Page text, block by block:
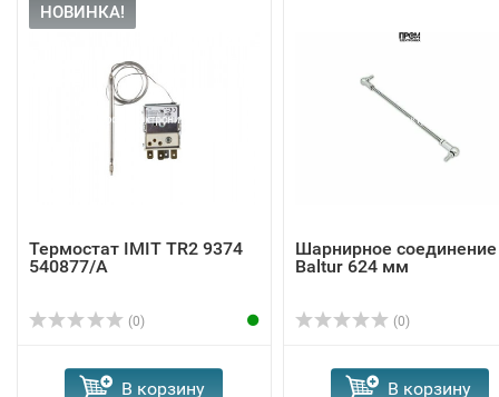
НОВИНКА!
Термостат IMIT TR2 9374
540877/A
(0)
В корзину
Шарнирное соединение
Baltur 624 мм
(0)
В корзину